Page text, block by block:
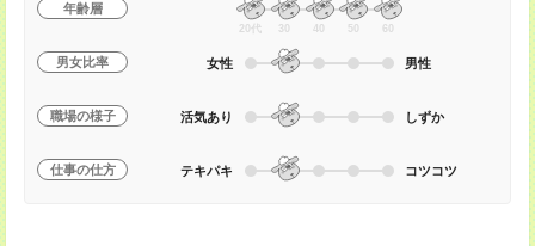
年齢層
20代 30 40 50 60
男女比率 女性 男性
職場の様子 活気あり しずか
仕事の仕方 テキパキ コツコツ